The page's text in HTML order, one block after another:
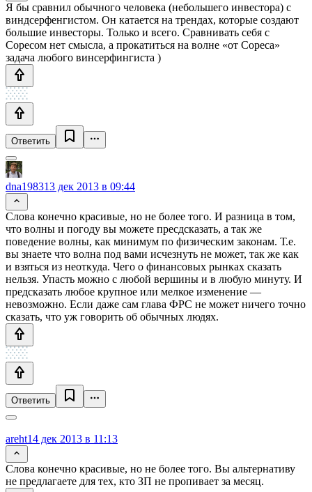
Я бы сравнил обычного человека (небольшего инвестора) с
виндсерфенгистом. Он катается на трендах, которые создают
большие инвесторы. Только и всего. Сравнивать себя с
Соресом нет смысла, а прокатиться на волне «от Сореса»
задача любого винсерфингиста )
Ответить
dna198313 дек 2013 в 09:44
Слова конечно красивые, но не более того. И разница в том,
что волны и погоду вы можете пресдсказать, а так же
поведение волны, как минимум по физическим законам. Т.е.
вы знаете что волна под вами исчезнуть не может, так же как
и взяться из неоткуда. Чего о финансовых рынках сказать
нельзя. Упасть можно с любой вершины и в любую минуту. И
предсказать любое крупное или мелкое изменение —
невозможно. Если даже сам глава ФРС не может ничего точно
сказать, что уж говорить об обычных людях.
Ответить
areht14 дек 2013 в 11:13
Слова конечно красивые, но не более того. Вы альтернативу
не предлагаете для тех, кто ЗП не пропивает за месяц.